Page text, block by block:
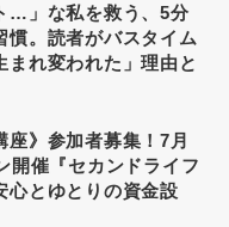
…」な私を救う、5分
慣。読者がバスタイム
まれ変われた」理由と
座》参加者募集！7月
開催『セカンドライフ
心とゆとりの資金設